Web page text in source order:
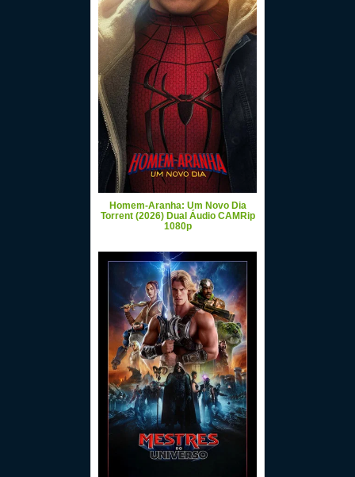
Homem-Aranha: Um Novo Dia
Torrent (2026) Dual Áudio CAMRip
1080p